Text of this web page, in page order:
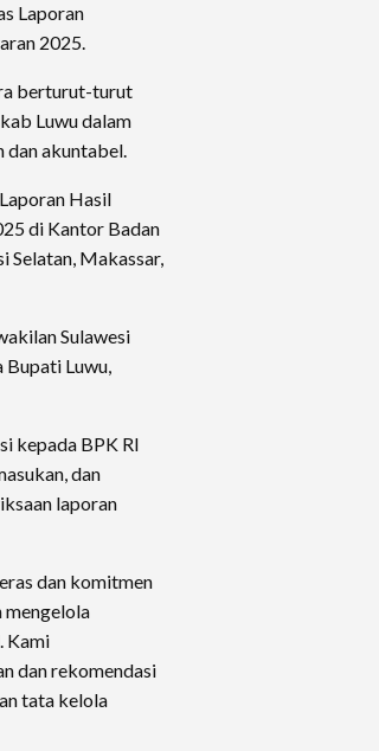
Laporan
2025.
berturut-turut
Luwu dalam
dan akuntabel.
Hasil
di Kantor Badan
Selatan, Makassar,
Sulawesi
Bupati Luwu,
kepada BPK RI
dan
laporan
dan komitmen
mengelola
Kami
dan rekomendasi
tata kelola